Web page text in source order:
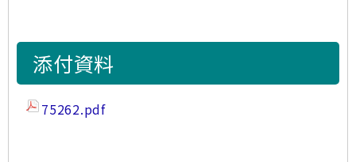
添付資料
75262.pdf